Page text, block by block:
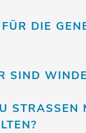
DIE
SIND